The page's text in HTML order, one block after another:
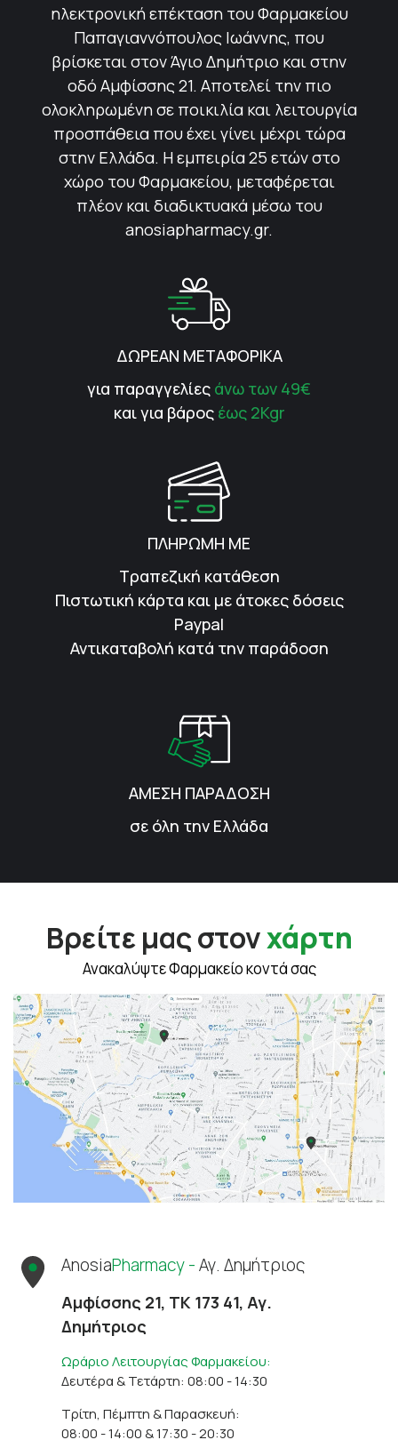
ηλεκτρονική επέκταση του Φαρμακείου
Παπαγιαννόπουλος Ιωάννης, που
βρίσκεται στον Άγιο Δημήτριο και στην
οδό Αμφίσσης 21. Αποτελεί την πιο
ολοκληρωμένη σε ποικιλία και λειτουργία
προσπάθεια που έχει γίνει μέχρι τώρα
στην Ελλάδα. Η εμπειρία 25 ετών στο
χώρο του Φαρμακείου, μεταφέρεται
πλέον και διαδικτυακά μέσω του
anosiapharmacy.gr.
ΔΩΡΕΑΝ ΜΕΤΑΦΟΡΙΚΑ
για παραγγελίες άνω των 49€
και για βάρος έως 2Kgr
ΠΛΗΡΩΜΗ ΜΕ
Τραπεζική κατάθεση
Πιστωτική κάρτα και με άτοκες δόσεις
Paypal
Αντικαταβολή κατά την παράδοση
ΑΜΕΣΗ ΠΑΡΑΔΟΣΗ
σε όλη την Ελλάδα
Βρείτε μας στονχάρτη
Ανακαλύψτε Φαρμακείο κοντά σας
AnosiaPharmacy -Αγ. Δημήτριος
Αμφίσσης 21, ΤΚ 173 41, Αγ.
Δημήτριος
Ωράριο Λειτουργίας Φαρμακείου:
Δευτέρα & Τετάρτη: 08:00 - 14:30
Τρίτη, Πέμπτη & Παρασκευή:
08:00 - 14:00 & 17:30 - 20:30